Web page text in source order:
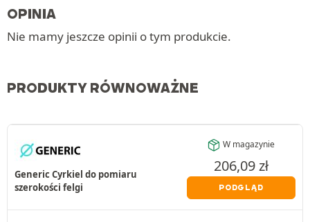
OPINIA
Nie mamy jeszcze opinii o tym produkcie.
PRODUKTY RÓWNOWAŻNE
Generic Cyrkiel do pomiaru
szerokości felgi
W magazynie
206,09zł
PODGLĄD